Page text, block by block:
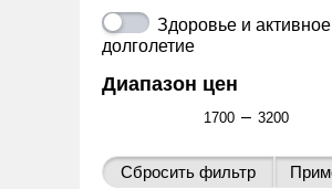
Здоровье и активное
долголетие
Диапазон цен
–